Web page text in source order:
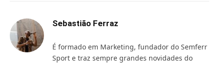
Sebastião Ferraz
É formado em Marketing, fundador do Semferr
Sport e traz sempre grandes novidades do